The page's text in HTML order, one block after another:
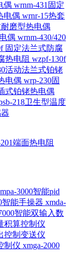
偶 wrnm-431固定
电偶 wrnr-15热套
磨型热电偶
偶 wrnm-430/420
固定法兰式防腐
热电阻 wzpf-130f
活动法兰式铂铑
电偶 wrp-230固
式铂铑热电偶
218卫生型温度
端面热电阻
3000智能pid
智能手操器 xmda-
智能双输入数
积算控制仪
控制变送仪
制仪 xmga-2000